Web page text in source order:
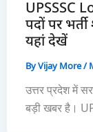
UPSSSC
पदों पर
यहां देखें
ByVijay More/
उत्तर प्रदेश में
बड़ी खबर है।